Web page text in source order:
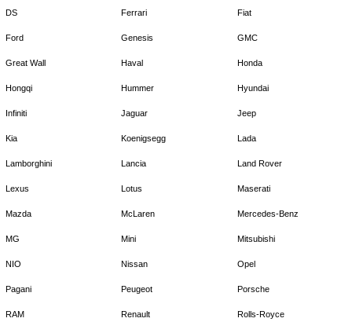
DS Ferrari Fiat
Ford Genesis GMC
Great Wall Haval Honda
Hongqi Hummer Hyundai
Infiniti Jaguar Jeep
Kia Koenigsegg Lada
Lamborghini Lancia Land Rover
Lexus Lotus Maserati
Mazda McLaren Mercedes-Benz
MG Mini Mitsubishi
NIO Nissan Opel
Pagani Peugeot Porsche
RAM Renault Rolls-Royce